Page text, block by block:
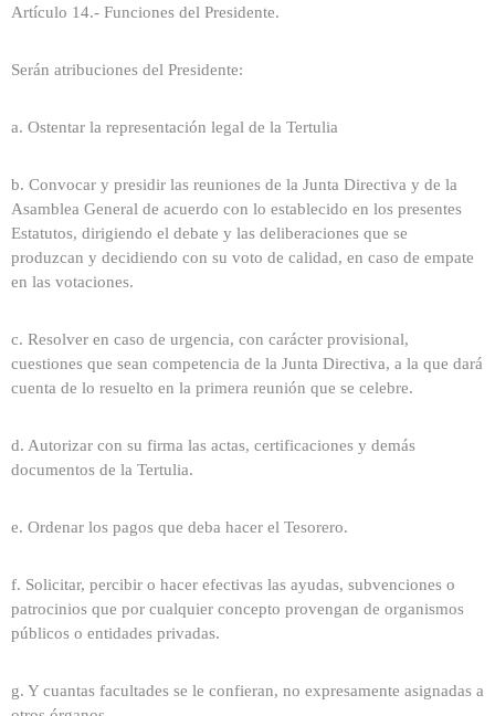
Artículo 14.- Funciones del Presidente.
Serán atribuciones del Presidente:
a. Ostentar la representación legal de la Tertulia
b. Convocar y presidir las reuniones de la Junta Directiva y de la
Asamblea General de acuerdo con lo establecido en los presentes
Estatutos, dirigiendo el debate y las deliberaciones que se
produzcan y decidiendo con su voto de calidad, en caso de empate
en las votaciones.
c. Resolver en caso de urgencia, con carácter provisional,
cuestiones que sean competencia de la Junta Directiva, a la que dará
cuenta de lo resuelto en la primera reunión que se celebre.
d. Autorizar con su firma las actas, certificaciones y demás
documentos de la Tertulia.
e. Ordenar los pagos que deba hacer el Tesorero.
f. Solicitar, percibir o hacer efectivas las ayudas, subvenciones o
patrocinios que por cualquier concepto provengan de organismos
públicos o entidades privadas.
g. Y cuantas facultades se le confieran, no expresamente asignadas a